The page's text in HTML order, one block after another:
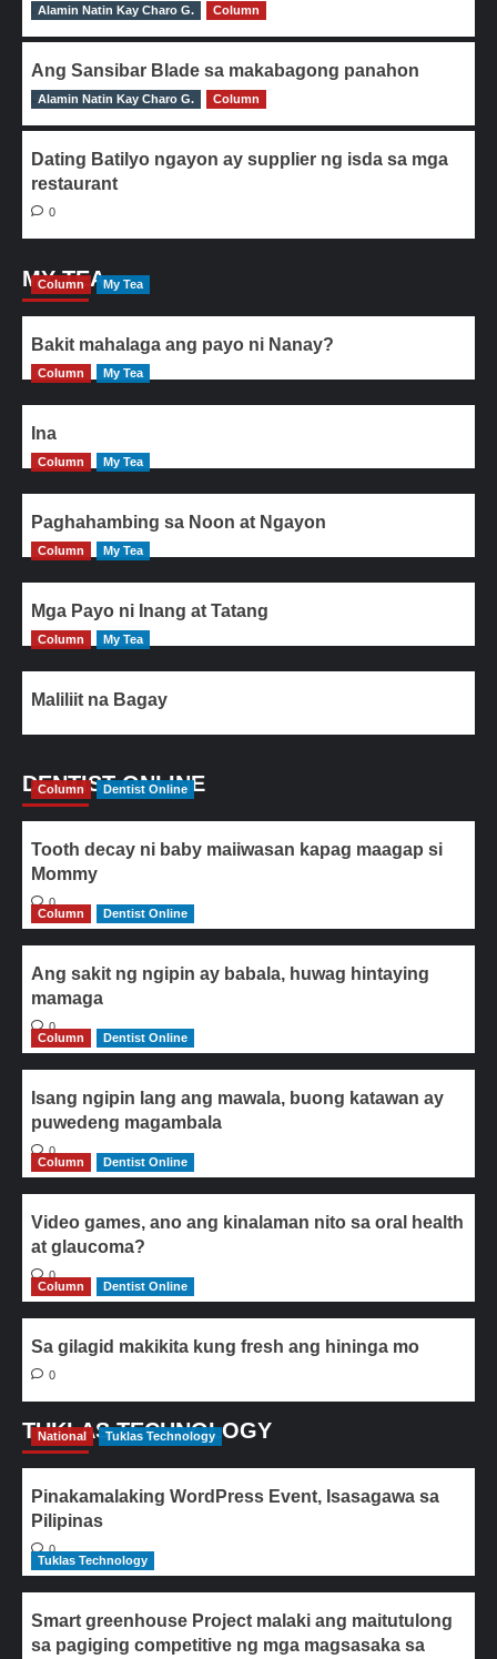
0
Alamin Natin Kay Charo G. Column
Ang Sansibar Blade sa makabagong panahon
0
Alamin Natin Kay Charo G. Column
Dating Batilyo ngayon ay supplier ng isda sa mga
restaurant
0
MY TEA
Column My Tea
Bakit mahalaga ang payo ni Nanay?
Column My Tea
Ina
Column My Tea
Paghahambing sa Noon at Ngayon
Column My Tea
Mga Payo ni Inang at Tatang
Column My Tea
Maliliit na Bagay
DENTIST ONLINE
Column Dentist Online
Tooth decay ni baby maiiwasan kapag maagap si
Mommy
0
Column
Dentist Online
Ang sakit ng ngipin ay babala, huwag hintaying
mamaga
0
Column
Dentist Online
Isang ngipin lang ang mawala, buong katawan ay
puwedeng magambala
0
Column
Dentist Online
Video games, ano ang kinalaman nito sa oral health
at glaucoma?
0
Column
Dentist Online
Sa gilagid makikita kung fresh ang hininga mo
0
TUKLAS TECHNOLOGY
National Tuklas Technology
Pinakamalaking WordPress Event, Isasagawa sa
Pilipinas
0
Tuklas Technology
Smart greenhouse Project malaki ang maitutulong
sa pagiging competitive ng mga magsasaka sa